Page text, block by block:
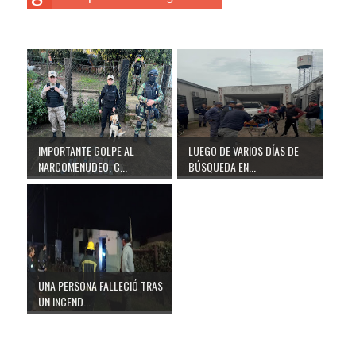
IMPORTANTE GOLPE AL
NARCOMENUDEO, C...
LUEGO DE VARIOS DÍAS DE
BÚSQUEDA EN...
UNA PERSONA FALLECIÓ TRAS
UN INCEND...